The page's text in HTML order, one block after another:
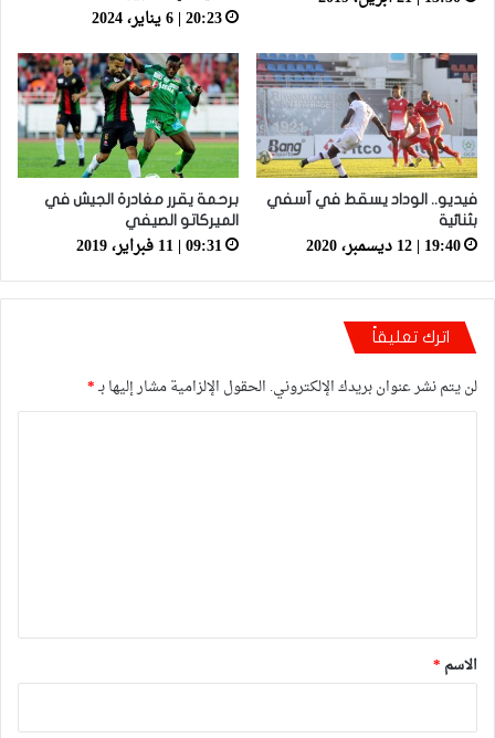
20:23 | 6 يناير، 2024
فيديو.. الوداد يسقط في آسفي
بثنائية
19:40 | 12 ديسمبر، 2020
برحمة يقرر مغادرة الجيش في
الميركاتو الصيفي
09:31 | 11 فبراير، 2019
اترك تعليقاً
لن يتم نشر عنوان بريدك الإلكتروني. الحقول الإلزامية مشار إليها بـ*
*
الاسم *